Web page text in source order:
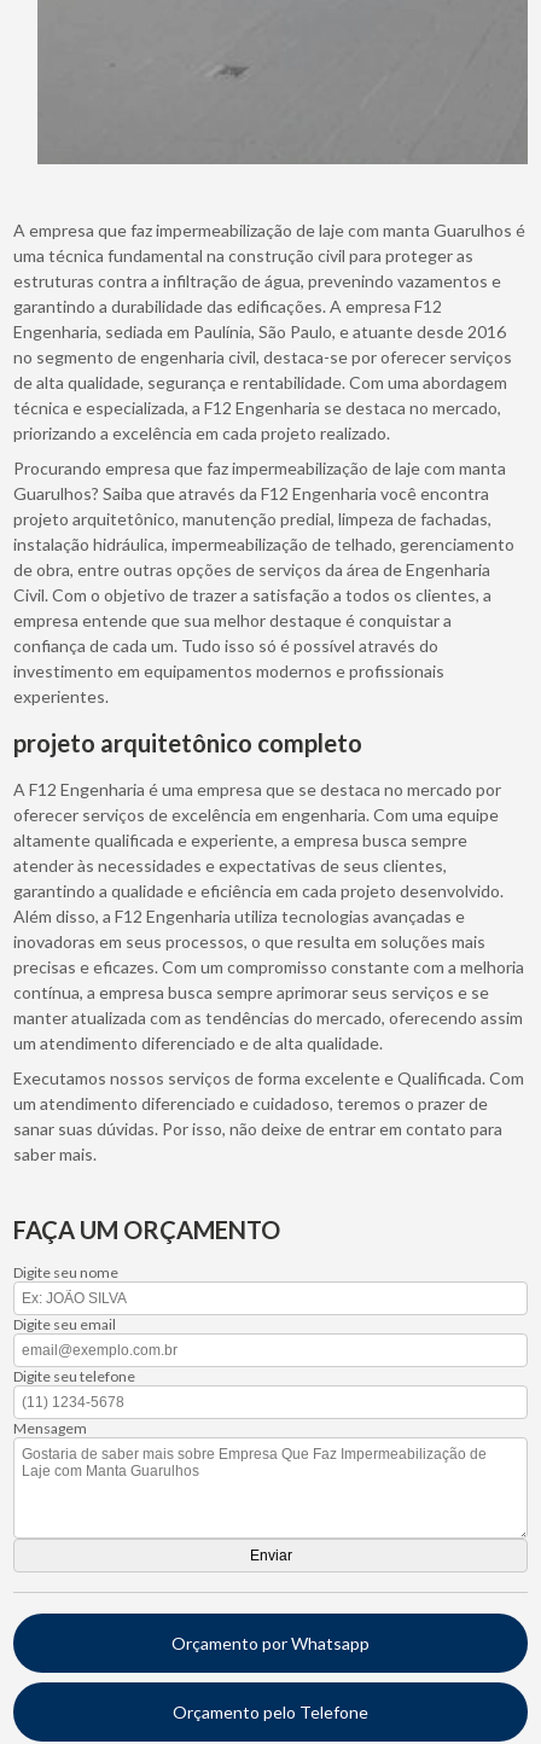
A empresa que faz impermeabilização de laje com manta Guarulhos é
uma técnica fundamental na construção civil para proteger as
estruturas contra a infiltração de água, prevenindo vazamentos e
garantindo a durabilidade das edificações. A empresa F12
Engenharia, sediada em Paulínia, São Paulo, e atuante desde 2016
no segmento de engenharia civil, destaca-se por oferecer serviços
de alta qualidade, segurança e rentabilidade. Com uma abordagem
técnica e especializada, a F12 Engenharia se destaca no mercado,
priorizando a excelência em cada projeto realizado.
Procurando empresa que faz impermeabilização de laje com manta
Guarulhos? Saiba que através da F12 Engenharia você encontra
projeto arquitetônico, manutenção predial, limpeza de fachadas,
instalação hidráulica, impermeabilização de telhado, gerenciamento
de obra, entre outras opções de serviços da área de Engenharia
Civil. Com o objetivo de trazer a satisfação a todos os clientes, a
empresa entende que sua melhor destaque é conquistar a
confiança de cada um. Tudo isso só é possível através do
investimento em equipamentos modernos e profissionais
experientes.
projeto arquitetônico completo
A F12 Engenharia é uma empresa que se destaca no mercado por
oferecer serviços de excelência em engenharia. Com uma equipe
altamente qualificada e experiente, a empresa busca sempre
atender às necessidades e expectativas de seus clientes,
garantindo a qualidade e eficiência em cada projeto desenvolvido.
Além disso, a F12 Engenharia utiliza tecnologias avançadas e
inovadoras em seus processos, o que resulta em soluções mais
precisas e eficazes. Com um compromisso constante com a melhoria
contínua, a empresa busca sempre aprimorar seus serviços e se
manter atualizada com as tendências do mercado, oferecendo assim
um atendimento diferenciado e de alta qualidade.
Executamos nossos serviços de forma excelente e Qualificada. Com
um atendimento diferenciado e cuidadoso, teremos o prazer de
sanar suas dúvidas. Por isso, não deixe de entrar em contato para
saber mais.
FAÇA UM ORÇAMENTO
Digite seu nome
Digite seu email
Digite seu telefone
Mensagem
Orçamento por Whatsapp
Orçamento pelo Telefone